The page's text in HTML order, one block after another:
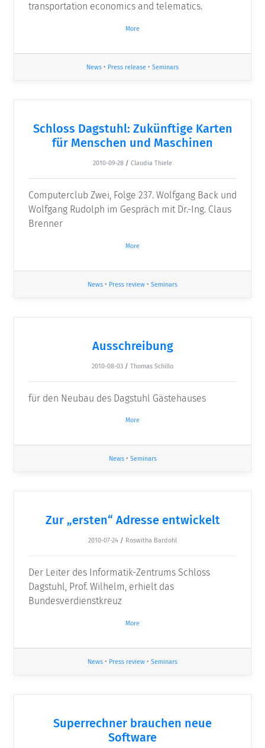
transportation economics and telematics.
More
News • Press release • Seminars
Schloss Dagstuhl: Zukünftige Karten
für Menschen und Maschinen
2010-09-28 / Claudia Thiele
Computerclub Zwei, Folge 237. Wolfgang Back und
Wolfgang Rudolph im Gespräch mit Dr.-Ing. Claus
Brenner
More
News • Press review • Seminars
Ausschreibung
2010-08-03 / Thomas Schillo
für den Neubau des Dagstuhl Gästehauses
More
News• Seminars
Zur „ersten“ Adresse entwickelt
2010-07-24 / Roswitha Bardohl
Der Leiter des Informatik-Zentrums Schloss
Dagstuhl, Prof. Wilhelm, erhielt das
Bundesverdienstkreuz
More
News • Press review • Seminars
Superrechner brauchen neue
Software